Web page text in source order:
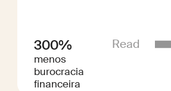
300%
menos
burocracia
financeira
Read